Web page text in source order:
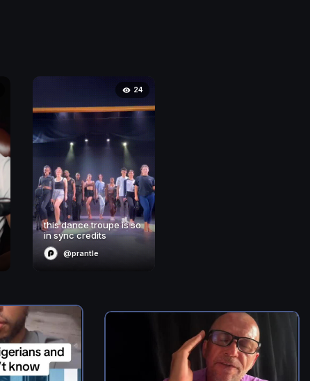
24
this dance troupe is so
in sync credits
@prantle